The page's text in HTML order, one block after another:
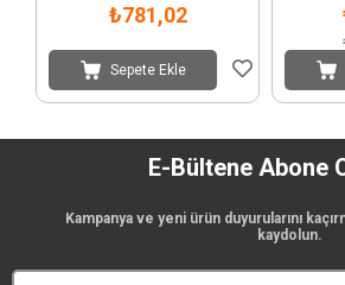
₺781,02
Sepete Ekle
E-Bültene Abone
Kampanya ve yeni ürün duyurularını
kaydolun.